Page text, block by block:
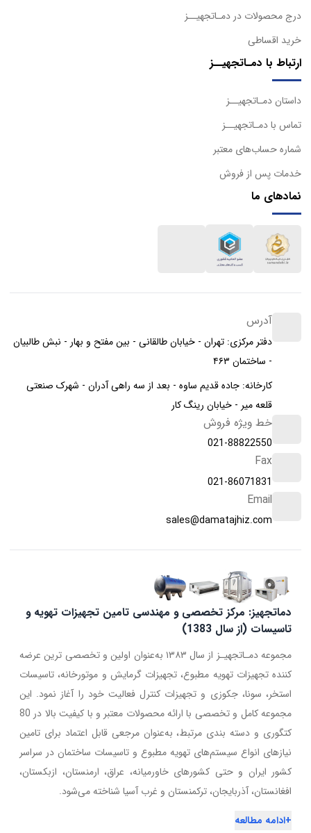
درج محصولات در دمـاتجهیــز
خرید اقساطی
ارتباط با دمـاتجهیــز
داستان دمـاتجهیــز
تماس با دمـاتجهیــز
شماره حساب‌های معتبر
خدمات پس از فروش
نمادهای ما
آدرس
دفتر مرکزی: تهران - خیابان طالقانی - بین مفتح و بهار - نبش طالبیان
- ساختمان ۴۶۳
کارخانه: جاده قدیم ساوه - بعد از سه راهی آدران - شهرک صنعتی
قلعه میر - خیابان رینگ کار
خط ویژه فروش
021-88822550
Fax
021-86071831
Email
sales@damatajhiz.com
دماتجهیز: مرکز تخصصی و مهندسی تامین تجهیزات تهویه و
تاسیسات (از سال 1383)
مجموعه دمـاتجهیـز از سال ۱۳۸۳ به‌عنوان اولین و تخصصی ترین عرضه
کننده تجهیزات تهویه مطبوع، تجهیزات گرمایش و موتورخانه، تاسیسات
استخر، سونا، جکوزی و تجهیزات کنترل فعالیت خود را آغاز نمود. این
مجموعه کامل و تخصصی با ارائه محصولات معتبر و با کیفیت بالا در 80
کتگوری و دسته بندی مرتبط، به‌عنوان مرجعی قابل اعتماد برای تامین
نیازهای انواع سیستم‌های تهویه مطبوع و تاسیسات ساختمان در سراسر
کشور ایران و حتی کشورهای خاورمیانه، عراق، ارمنستان، ازبکستان،
افغانستان، آذربایجان، ترکمنستان و غرب آسیا شناخته می‌شود.
+ادامه مطالعه